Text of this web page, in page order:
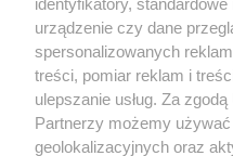
Kultura
X Facebook
identyfikatory,
urządzenie czy dane
spersonalizowanych
treści, pomiar reklam i
ulepszanie usług. Za
Partnerzy możemy używać
geolokalizacyjnych oraz